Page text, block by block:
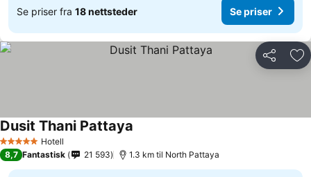
Se priser fra 18 nettsteder Se priser
Del
5 Stjerner Hotell
Dusit Thani Pattaya
8,7 Fantastisk 21 593 1.3 km til North Pattaya